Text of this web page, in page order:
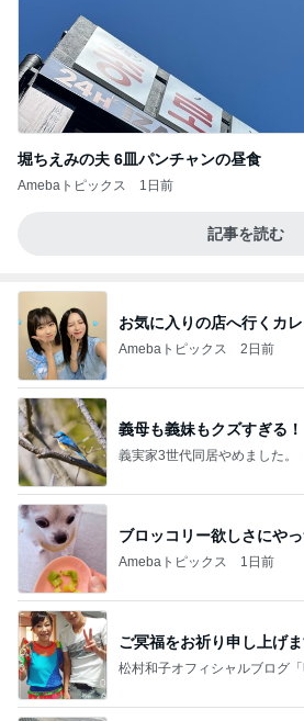
堀ちえみの夫 6皿パンチャンの昼食
Amebaトピックス 1日前
記事を読む
お気に入りの店へ行くカ
Amebaトピックス 2日前
義母も義妹もクズすぎる！
義実家3世代同居やめました。
ブロッコリー欲しさにや
Amebaトピックス 1日前
ご冥福をお祈り申し上げ
松村和子オフィシャルブログ